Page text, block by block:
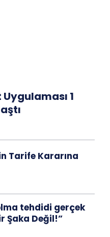
Uygulaması 1
Tarife Kararına
tehdidi gerçek
Şaka Değil!”